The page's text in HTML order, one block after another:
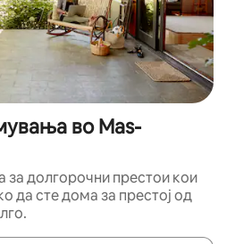
во Mas-
за долгорочни престои кои
да сте дома за престој од